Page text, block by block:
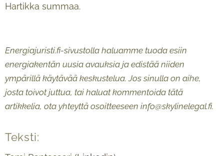
Hartikka summaa.
Energiajuristi.fi-sivustolla haluamme tuoda esiin
energiakentän uusia avauksia ja edistää niiden
ympärillä käytävää keskustelua. Jos sinulla on aihe,
josta toivot juttua, tai haluat kommentoida tätä
artikkelia, ota yhteyttä osoitteeseen info@skylinelegal.fi.
Teksti: